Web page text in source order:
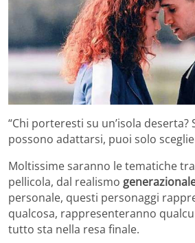
“Chi porteresti su un’isola
possono adattarsi, puoi solo
Moltissime saranno le tematiche
pellicola, dal realismo
personale, questi personaggi
qualcosa, rappresenteranno
tutto sta nella resa finale.